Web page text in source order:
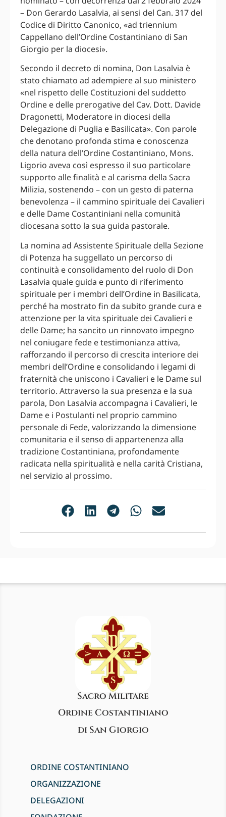
– Don Gerardo Lasalvia, ai sensi del Can. 317 del
Codice di Diritto Canonico, «ad triennium
Cappellano dell’Ordine Costantiniano di San
Giorgio per la diocesi».
Secondo il decreto di nomina, Don Lasalvia è
stato chiamato ad adempiere al suo ministero
«nel rispetto delle Costituzioni del suddetto
Ordine e delle prerogative del Cav. Dott. Davide
Dragonetti, Moderatore in diocesi della
Delegazione di Puglia e Basilicata». Con parole
che denotano profonda stima e conoscenza
della natura dell’Ordine Costantiniano, Mons.
Ligorio aveva così espresso il suo particolare
supporto alle finalità e al carisma della Sacra
Milizia, sostenendo – con un gesto di paterna
benevolenza – il cammino spirituale dei Cavalieri
e delle Dame Costantiniani nella comunità
diocesana sotto la sua guida pastorale.
La nomina ad Assistente Spirituale della Sezione
di Potenza ha suggellato un percorso di
continuità e consolidamento del ruolo di Don
Lasalvia quale guida e punto di riferimento
spirituale per i membri dell’Ordine in Basilicata,
perché ha mostrato fin da subito grande cura e
attenzione per la vita spirituale dei Cavalieri e
delle Dame; ha sancito un rinnovato impegno
nel coniugare fede e testimonianza attiva,
rafforzando il percorso di crescita interiore dei
membri dell’Ordine e consolidando i legami di
fraternità che uniscono i Cavalieri e le Dame sul
territorio. Attraverso la sua presenza e la sua
parola, Don Lasalvia accompagna i Cavalieri, le
Dame e i Postulanti nel proprio cammino
personale di Fede, valorizzando la dimensione
comunitaria e il senso di appartenenza alla
tradizione Costantiniana, profondamente
radicata nella spiritualità e nella carità Cristiana,
nel servizio al prossimo.
Sacro Militare
Ordine Costantiniano
di San Giorgio
ORDINE COSTANTINIANO
ORGANIZZAZIONE
DELEGAZIONI